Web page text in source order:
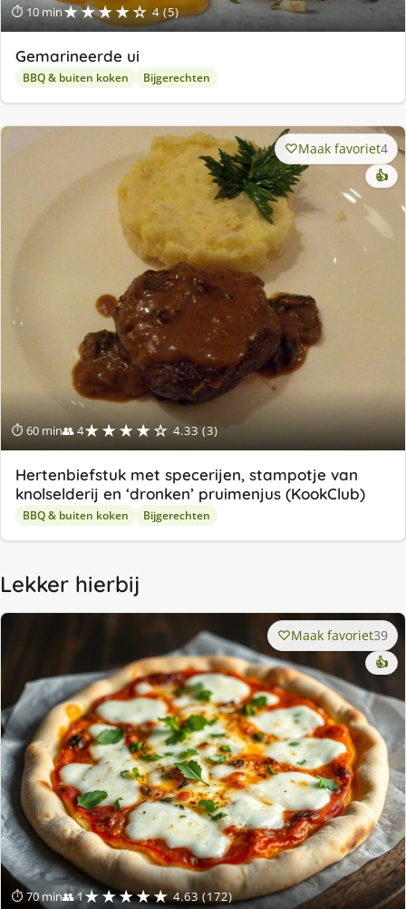
⏱ 10 min★★★★☆ 4 (5)
Gemarineerde ui
BBQ & buiten koken Bijgerechten
⏱ 60 min👥 4★★★★☆ 4.33 (3)
Maak favoriet4
👍
Hertenbiefstuk met specerijen, stampotje van
knolselderij en ‘dronken’ pruimenjus (KookClub)
BBQ & buiten koken Bijgerechten
Lekker hierbij
⏱ 70 min👥 1★★★★★ 4.63 (172)
Maak favoriet39
👍